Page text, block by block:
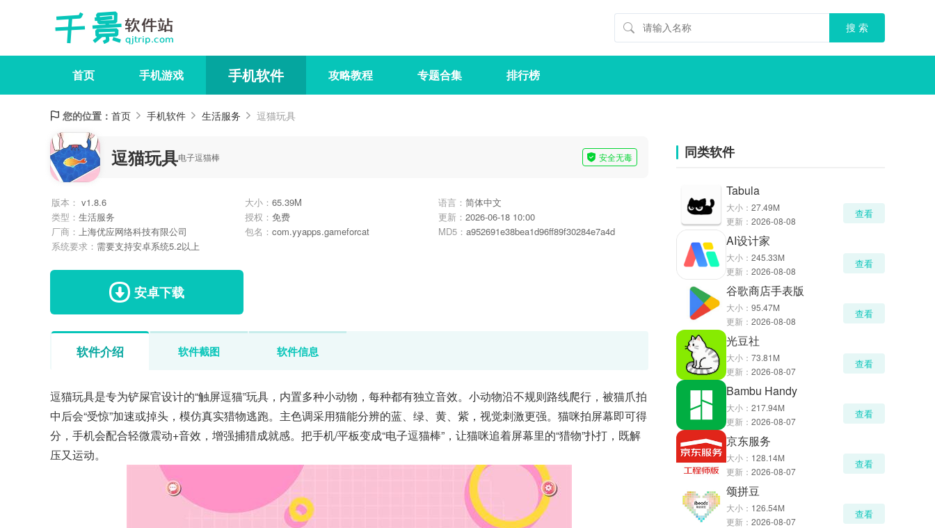
首页 手机游戏 手机软件 攻略教程 专题合集 排行榜
您的位置： 首页 手机软件 生活服务 逗猫玩具
逗猫玩具电子逗猫棒 安全无毒
版本： v1.8.6 大小： 65.39M 语言： 简体中文
类型： 生活服务 授权： 免费 更新： 2026-06-18 10:00
厂商： 上海优应网络科技有限公司 包名： com.yyapps.gameforcat MD5： a952691e38bea1d96ff89f30284e7a4d
系统要求： 需要支持安卓系统5.2以上
安卓下载
软件介绍 软件截图 软件信息
逗猫玩具是专为铲屎官设计的“触屏逗猫”玩具，内置多种小动物，每种都有独立音效。小动物沿不规则路线爬行，被猫爪拍
中后会“受惊”加速或掉头，模仿真实猎物逃跑。主色调采用猫能分辨的蓝、绿、黄、紫，视觉刺激更强。猫咪拍屏幕即可得
分，手机会配合轻微震动+音效，增强捕猎成就感。把手机/平板变成“电子逗猫棒”，让猫咪追着屏幕里的“猎物”扑打，既解
压又运动。
同类软件
Tabula
大小： 27.49M
更新： 2026-08-08
查看
AI设计家
大小： 245.33M
更新： 2026-08-08
查看
谷歌商店手表版
大小： 95.47M
更新： 2026-08-08
查看
光豆社
大小： 73.81M
更新： 2026-08-07
查看
Bambu Handy
大小： 217.94M
更新： 2026-08-07
查看
京东服务
大小： 128.14M
更新： 2026-08-07
查看
颂拼豆
大小： 126.54M
更新： 2026-08-07
查看